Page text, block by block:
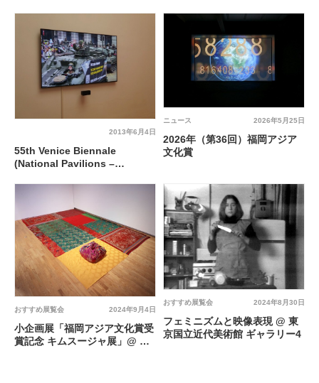
2013年6月4日
55th Venice Biennale
(National Pavilions –
2026年5月25日
ニュース
2026年（第36回）福岡アジア
文化賞
2024年9月4日
おすすめ展覧会
小企画展「福岡アジア文化賞受
賞記念 キムスージャ展」@ 福
2024年8月30日
おすすめ展覧会
フェミニズムと映像表現 @ 東
京国立近代美術館 ギャラリー4